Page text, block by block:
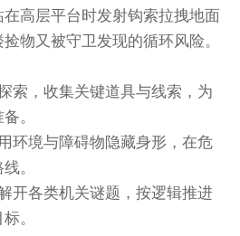
高层平台时发射钩索拉拽地面
物又被守卫发现的循环风险。
索，收集关键道具与线索，为
。
环境与障碍物隐藏身形，在危
。
开各类机关谜题，按逻辑推进
。